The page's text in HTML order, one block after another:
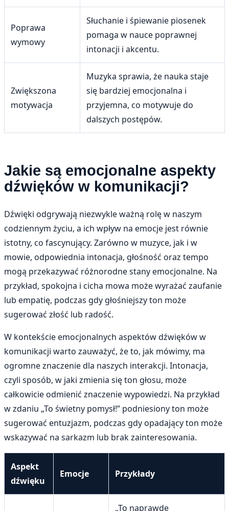
Poprawa
wymowy
Słuchanie i śpiewanie piosenek
pomaga w nauce poprawnej
intonacji i akcentu.
Zwiększona
motywacja
Muzyka sprawia, że nauka staje
się bardziej emocjonalna i
przyjemna, co motywuje do
dalszych postępów.
Jakie są emocjonalne aspekty
dźwięków w komunikacji?
Dźwięki odgrywają niezwykle ważną rolę w naszym
codziennym życiu, a ich wpływ na emocje jest równie
istotny, co fascynujący. Zarówno w muzyce, jak i w
mowie, odpowiednia intonacja, głośność oraz tempo
mogą przekazywać różnorodne stany emocjonalne. Na
przykład, spokojna i cicha mowa może wyrażać zaufanie
lub empatię, podczas gdy głośniejszy ton może
sugerować złość lub radość.
W kontekście emocjonalnych aspektów dźwięków w
komunikacji warto zauważyć, że to, jak mówimy, ma
ogromne znaczenie dla naszych interakcji. Intonacja,
czyli sposób, w jaki zmienia się ton głosu, może
całkowicie odmienić znaczenie wypowiedzi. Na przykład
w zdaniu „To świetny pomysł!” podniesiony ton może
sugerować entuzjazm, podczas gdy opadający ton może
wskazywać na sarkazm lub brak zainteresowania.
Aspekt
dźwięku
Emocje Przykłady
„To naprawdę